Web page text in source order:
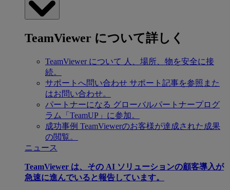
TeamViewer について詳しく
TeamViewer について 人、場所、物を安全に接
続。
サポートへ問い合わせ サポート記事を参照また
はお問い合わせ。
パートナーになる グローバルパートナープログ
ラム「TeamUP」に参加。
成功事例 TeamViewerのお客様が達成された成果
の閲覧。
ニュース
TeamViewer は、その AI ソリューションの顧客導入が
急速に進んでいると報告しています。